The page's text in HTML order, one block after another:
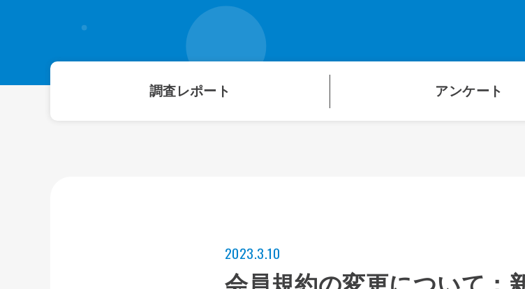
調査レポート アンケート
2023.3.10